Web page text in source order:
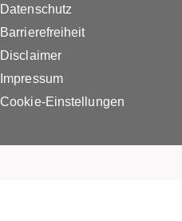
Datenschutz
Barrierefreiheit
Disclaimer
Impressum
Cookie-Einstellungen